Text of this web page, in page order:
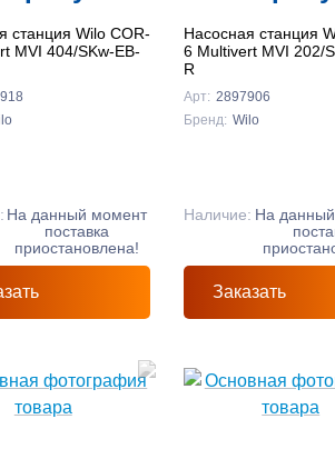
станция Wilo COR-
MVI 404/SKw-EB-
На данный момент
поставка
приостановлена!
Насосная станция
6 Multivert MVI 202/
R
Арт: 2897906
Бренд: Wilo
Наличие: На
Заказать